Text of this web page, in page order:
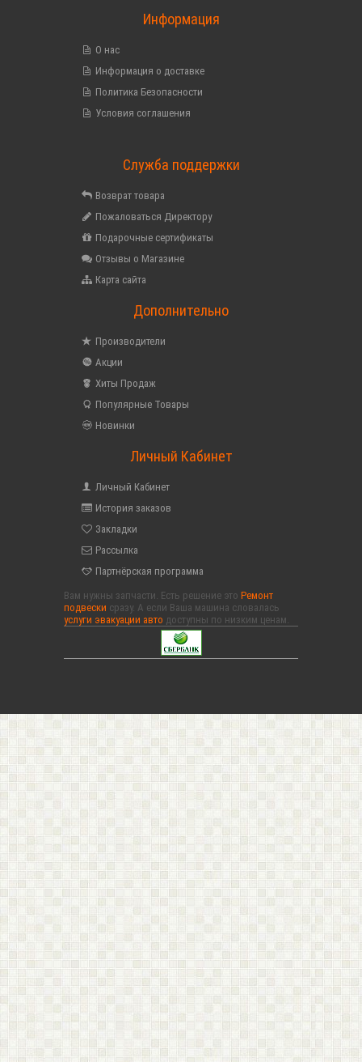
Информация
О нас
Информация о доставке
Политика Безопасности
Условия соглашения
Служба поддержки
Возврат товара
Пожаловаться Директору
Подарочные сертификаты
Отзывы о Магазине
Карта сайта
Дополнительно
Производители
Акции
Хиты Продаж
Популярные Товары
Новинки
Личный Кабинет
Личный Кабинет
История заказов
Закладки
Рассылка
Партнёрская программа
Вам нужны запчасти. Есть решение это Ремонт
подвески сразу. А если Ваша машина словалась
услуги эвакуации авто доступны по низким ценам.